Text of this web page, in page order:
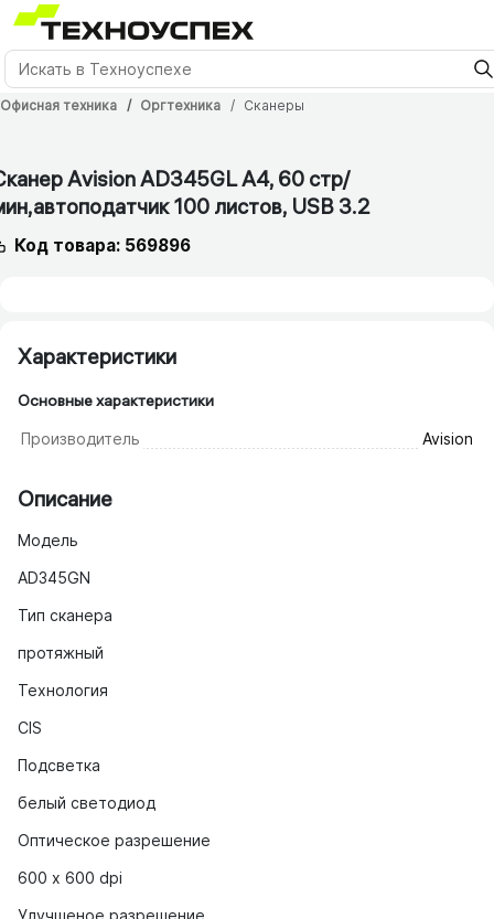
Офисная техника Оргтехника Сканеры
Avision AD345GL A4, 60 cтр/​
100 листов, USB 3.2
Код товара: 569896
Характеристики
Основные характеристики
Производитель Avision
Описание
Модель
AD345GN
Тип сканера
протяжный
Технология
CIS
Подсветка
белый светодиод
Оптическое разрешение
600 х 600 dpi
Улучшеное разрешение